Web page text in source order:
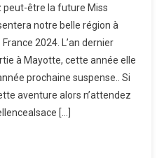
Miss
Excellence
Alsace
peut-être la future Miss
notre belle région à
2024. L’an dernier
à Mayotte, cette année elle
prochaine suspense.. Si
aventure alors n’attendez
[…]